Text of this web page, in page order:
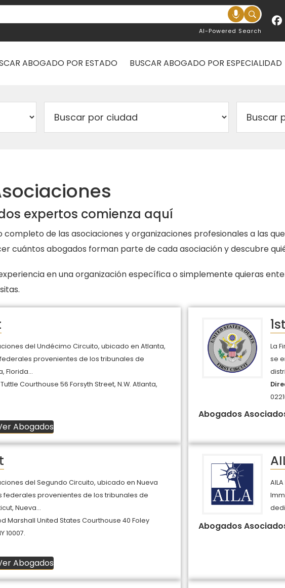
AI-Powered Search
ABOGADO POR ESTADO BUSCAR ABOGADO POR ESPECIALIDAD
expertos comienza aquí
de las asociaciones y organizaciones profesionales a las
cuántos abogados forman parte de cada asociación y descubre
en una organización específica o simplemente quieras
del Undécimo Circuito, ubicado en Atlanta,
provenientes de los tribunales de
Florida...
Tuttle Courthouse 56 Forsyth Street, N.W. Atlanta,
Abogados
La
se
Abogados
del Segundo Circuito, ubicado en Nueva
federales provenientes de los tribunales de
Nueva...
Marshall United States Courthouse 40 Foley
10007.
Abogados
Abogados